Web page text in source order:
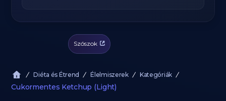
Szószok
Diéta és Étrend Élelmiszerek Kategóriák
Cukormentes Ketchup (Light)